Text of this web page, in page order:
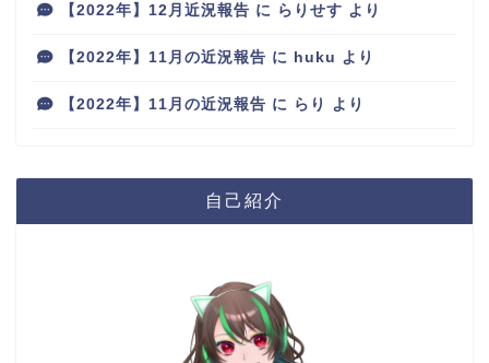
【2022年】12月近況報告 に らりせす より
【2022年】11月の近況報告 に huku より
【2022年】11月の近況報告 に らり より
自己紹介